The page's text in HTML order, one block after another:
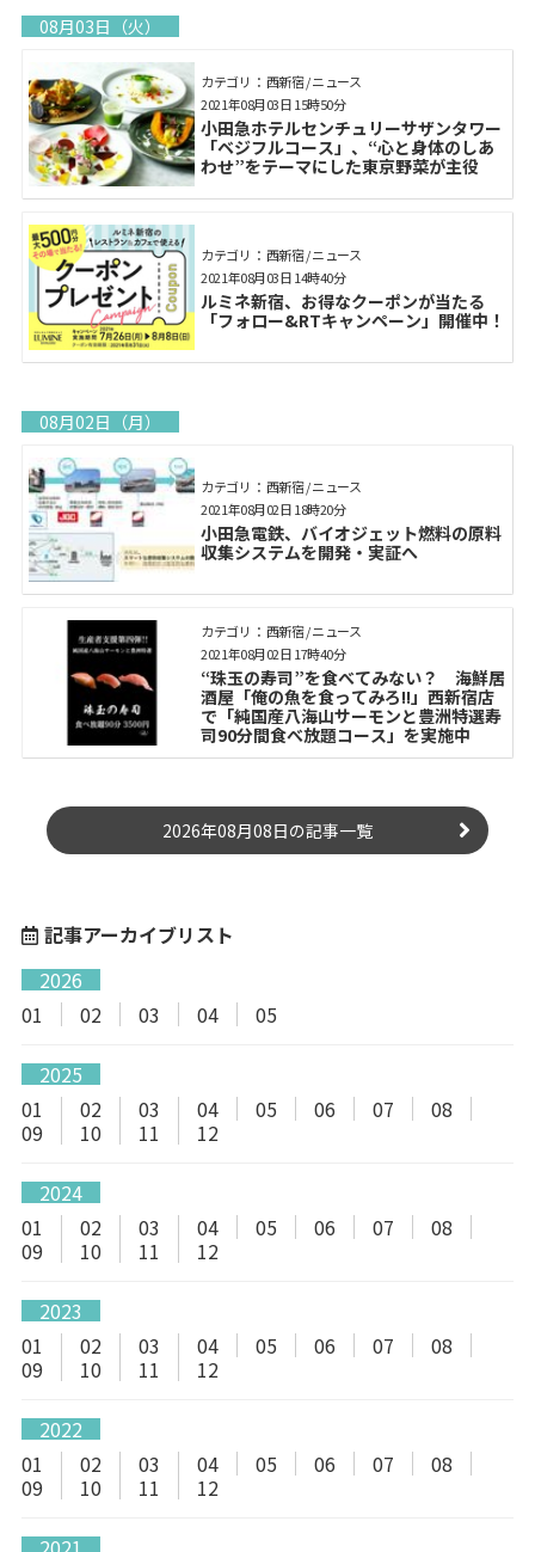
08月03日（火）
カテゴリ： 西新宿 / ニュース
小田急ホテルセンチュリーサザンタワー
「ベジフルコース」、“心と身体のしあ
わせ”をテーマにした東京野菜が主役
2021年08月03日 15時50分
カテゴリ： 西新宿 / ニュース
ルミネ新宿、お得なクーポンが当たる
「フォロー&RTキャンペーン」開催中！
2021年08月03日 14時40分
08月02日（月）
カテゴリ： 西新宿 / ニュース
小田急電鉄、バイオジェット燃料の原料
収集システムを開発・実証へ
2021年08月02日 18時20分
カテゴリ： 西新宿 / ニュース
“珠玉の寿司”を食べてみない？ 海鮮居
酒屋「俺の魚を食ってみろ!!」西新宿店
で「純国産八海山サーモンと豊洲特選寿
司90分間食べ放題コース」を実施中
2021年08月02日 17時40分
2026年08月08日の記事一覧
記事アーカイブリスト
2026
01
02 03 04 05
2025
01
02 03 04 05 06 07
08
09
10 11 12
2024
01
02 03 04 05 06 07
08
09
10 11 12
2023
01
02 03 04 05 06 07
08
09
10 11 12
2022
01
02 03 04 05 06 07
08
09
10 11 12